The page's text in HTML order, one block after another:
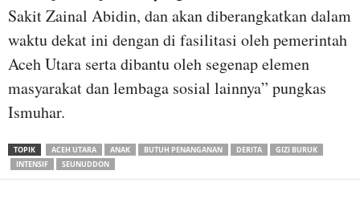
Sakit Zainal Abidin, dan akan diberangkatkan dalam
waktu dekat ini dengan di fasilitasi oleh pemerintah
Aceh Utara serta dibantu oleh segenap elemen
masyarakat dan lembaga sosial lainnya” pungkas
Ismuhar.
TOPIK ACEH UTARA ANAK BUTUH PENANGANAN DERITA
GIZI BURUK
INTENSIF
SEUNUDDON